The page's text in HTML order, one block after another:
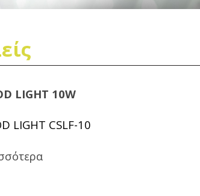
LIGHT 10W
LIGHT CSLF-10